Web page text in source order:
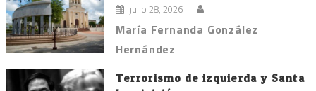
julio 28, 2026
María Fernanda González
Hernández
Terrorismo de izquierda y Santa